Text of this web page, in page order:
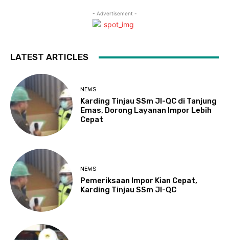
- Advertisement -
LATEST ARTICLES
NEWS
Karding Tinjau SSm JI-QC di Tanjung
Emas, Dorong Layanan Impor Lebih
Cepat
NEWS
Pemeriksaan Impor Kian Cepat,
Karding Tinjau SSm JI-QC